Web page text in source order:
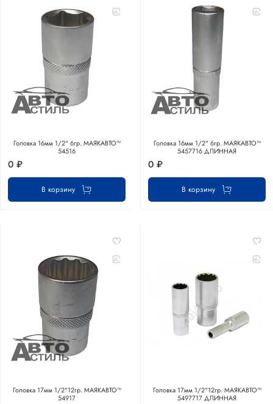
Головка 16мм 1/2" 6гр. МАЯКАВТО™
54516
0 ₽
В корзину
Головка 16мм 1/2" 6гр. МАЯКАВТО™
5457716 ДЛИННАЯ
0 ₽
В корзину
Головка 17мм 1/2"12гр. МАЯКАВТО™
54917
Головка 17мм 1/2"12гр. МАЯКАВТО™
5497717 ДЛИННАЯ